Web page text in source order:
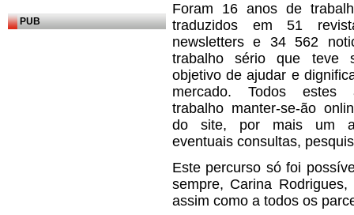
PUB
Foram 16 anos de
traduzidos em 51
newsletters e 34 562
trabalho sério que teve
objetivo de ajudar e
mercado. Todos estes
trabalho manter-se-ão
do site, por mais um
eventuais consultas,
Este percurso só foi
sempre, Carina
assim como a todos os